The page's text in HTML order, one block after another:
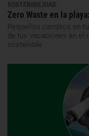
SOSTENIBILIDAD
Zero Waste en la
Pequeños cambios en
de tus vacaciones en el
sostenible